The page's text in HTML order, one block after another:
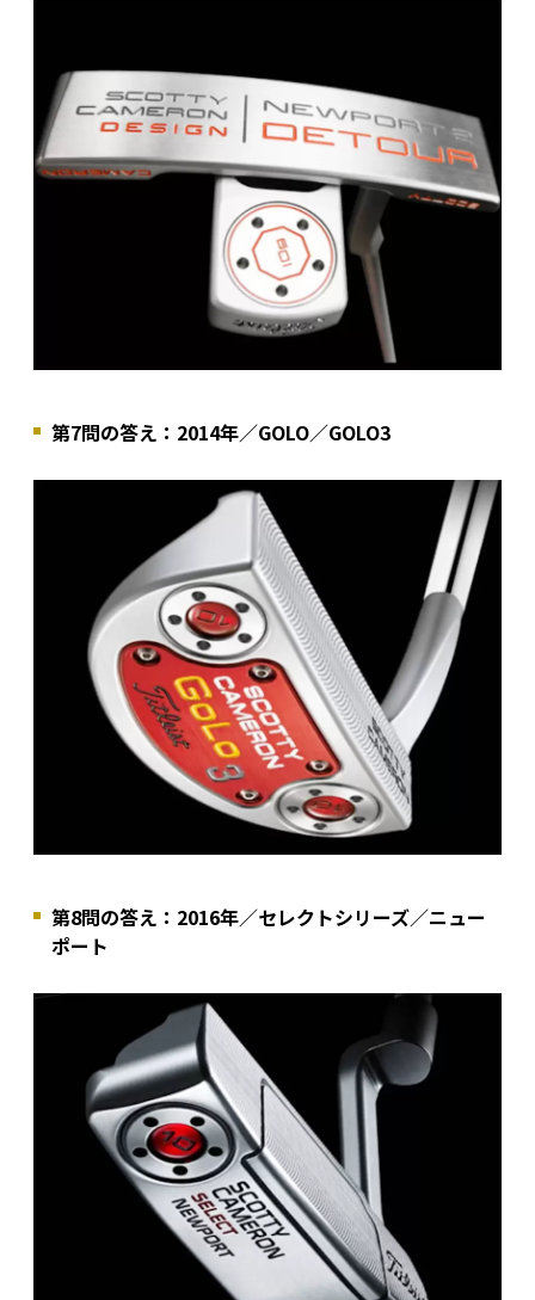
第7問の答え：2014年／GOLO／GOLO3
第8問の答え：2016年／セレクトシリーズ／ニュー
ポート